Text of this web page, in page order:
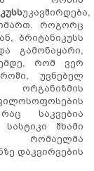
უკავშირდება,
როგორც
ბრიტანიკუსს
გამონაყარი,
რომ ვერ
უვნებელ
ორგანიზმის
საკვებია
შხამი
დაკვირვების